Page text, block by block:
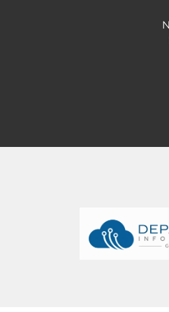
Informations